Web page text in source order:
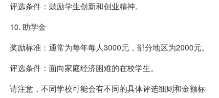
评选条件：鼓励学生创新和创业精神。
10. 助学金
奖励标准：通常为每年每人3000元，部分地区为2000元。
评选条件：面向家庭经济困难的在校学生。
请注意，不同学校可能会有不同的具体评选细则和金额标